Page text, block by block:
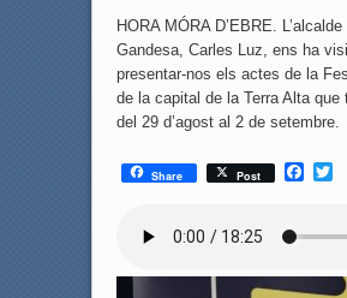
HORA MÓRA D’EBRE. L’alcalde
Gandesa, Carles Luz, ens ha
presentar-nos els actes de la
de la capital de la Terra Alta que
del 29 d’agost al 2 de setembre.
Share Post
F
o
T
r